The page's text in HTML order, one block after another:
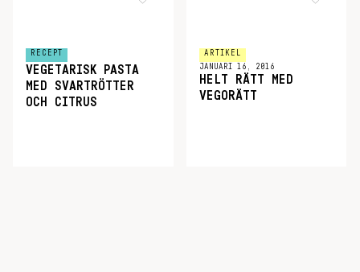
RECEPT
VEGETARISK PASTA
MED SVARTRÖTTER
OCH CITRUS
ARTIKEL
JANUARI 16, 2016
HELT RÄTT MED
VEGORÄTT